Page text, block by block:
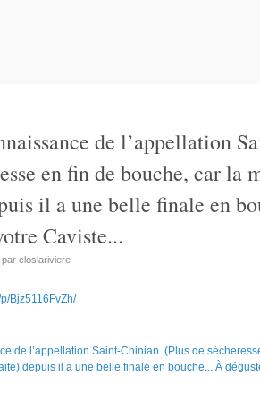
de l’appellation
en fin de bouche, car la
il a une belle finale en
Caviste...
par closlariviere
Bjz5116FvZh/